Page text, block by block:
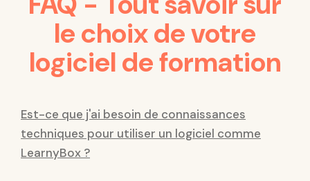
le choix de votre
logiciel de formation
Est-ce que j'ai besoin de connaissances
techniques pour utiliser un logiciel comme
LearnyBox ?